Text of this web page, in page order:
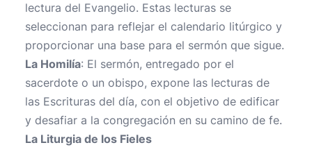
lectura del Evangelio. Estas lecturas se
seleccionan para reflejar el calendario litúrgico y
proporcionar una base para el sermón que sigue.
La Homilía: El sermón, entregado por el
sacerdote o un obispo, expone las lecturas de
las Escrituras del día, con el objetivo de edificar
y desafiar a la congregación en su camino de fe.
La Liturgia de los Fieles